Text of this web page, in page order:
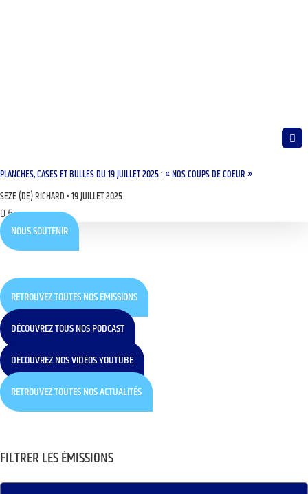
PLANCHES, CASES ET BULLES DU 19 JUILLET 2025 : « NOS COUPS DE COEUR »
SEZE (DE) RICHARD 19 JUILLET 2025
NOUS SOUTENIR
RETROUVEZ TOUTES NOS ÉMISSIONS
DÉCOUVREZ TOUS NOS PODCAST
DÉCOUVREZ NOS VIDÉOS YOUTUBE
RETROUVEZ TOUTES NOS ACTUALITÉS
FILTRER LES ÉMISSIONS